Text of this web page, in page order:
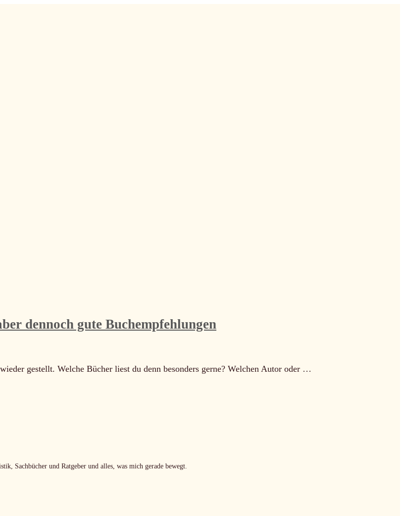
dennoch gute Buchempfehlungen
gestellt. Welche Bücher liest du denn besonders gerne? Welchen Autor oder …
Sachbücher und Ratgeber und alles, was mich gerade bewegt.